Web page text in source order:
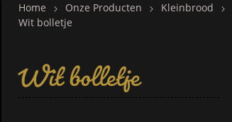
Home Onze Producten Kleinbrood
Wit bolletje
Wit bolletje